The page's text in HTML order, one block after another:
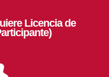
Licencia de